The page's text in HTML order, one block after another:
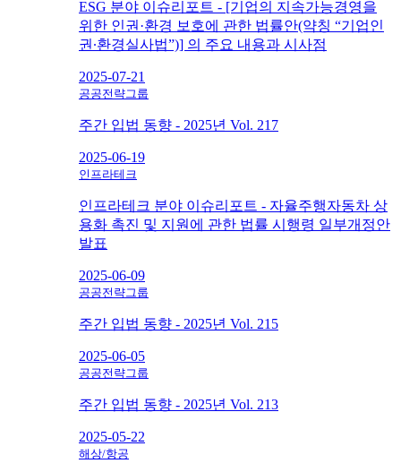
ESG 분야 이슈리포트 - [기업의 지속가능경영을
위한 인권·환경 보호에 관한 법률안(약칭 “기업인
권∙환경실사법”)] 의 주요 내용과 시사점
2025-07-21
공공전략그룹
주간 입법 동향 - 2025년 Vol. 217
2025-06-19
인프라테크
인프라테크 분야 이슈리포트 - 자율주행자동차 상
용화 촉진 및 지원에 관한 법률 시행령 일부개정안
발표
2025-06-09
공공전략그룹
주간 입법 동향 - 2025년 Vol. 215
2025-06-05
공공전략그룹
주간 입법 동향 - 2025년 Vol. 213
2025-05-22
해상/항공